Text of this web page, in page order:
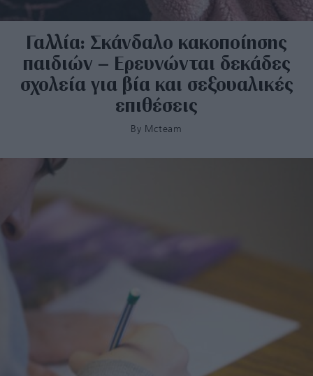
Γαλλία: Σκάνδαλο κακοποίησης
παιδιών – Ερευνώνται δεκάδες
σχολεία για βία και σεξουαλικές
επιθέσεις
By Mcteam